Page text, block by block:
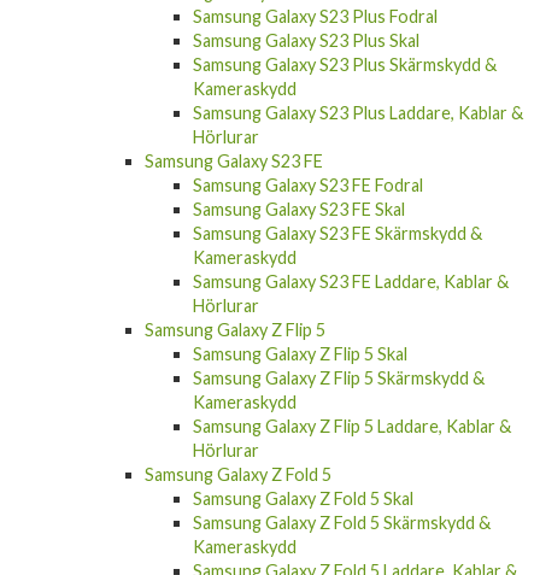
Samsung Galaxy S23 Plus Fodral
Samsung Galaxy S23 Plus Skal
Samsung Galaxy S23 Plus Skärmskydd &
Kameraskydd
Samsung Galaxy S23 Plus Laddare, Kablar &
Hörlurar
Samsung Galaxy S23 FE
Samsung Galaxy S23 FE Fodral
Samsung Galaxy S23 FE Skal
Samsung Galaxy S23 FE Skärmskydd &
Kameraskydd
Samsung Galaxy S23 FE Laddare, Kablar &
Hörlurar
Samsung Galaxy Z Flip 5
Samsung Galaxy Z Flip 5 Skal
Samsung Galaxy Z Flip 5 Skärmskydd &
Kameraskydd
Samsung Galaxy Z Flip 5 Laddare, Kablar &
Hörlurar
Samsung Galaxy Z Fold 5
Samsung Galaxy Z Fold 5 Skal
Samsung Galaxy Z Fold 5 Skärmskydd &
Kameraskydd
Samsung Galaxy Z Fold 5 Laddare, Kablar &